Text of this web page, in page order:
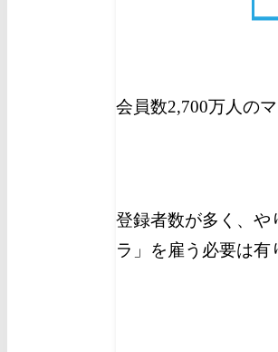
会員数2,700万人の
登録者数が多く、や
ラ」を雇う必要は有